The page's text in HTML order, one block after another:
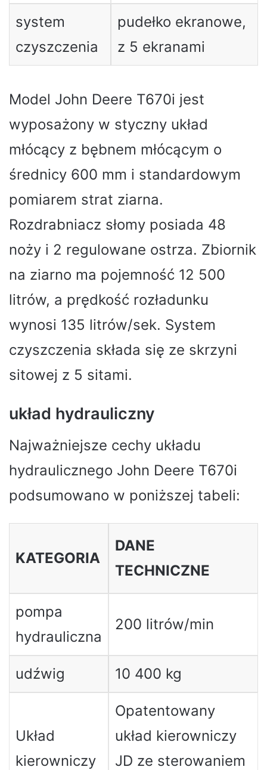
system
czyszczenia
pudełko ekranowe,
z 5 ekranami
Model John Deere T670i jest
wyposażony w styczny układ
młócący z bębnem młócącym o
średnicy 600 mm i standardowym
pomiarem strat ziarna.
Rozdrabniacz słomy posiada 48
noży i 2 regulowane ostrza. Zbiornik
na ziarno ma pojemność 12 500
litrów, a prędkość rozładunku
wynosi 135 litrów/sek. System
czyszczenia składa się ze skrzyni
sitowej z 5 sitami.
układ hydrauliczny
Najważniejsze cechy układu
hydraulicznego John Deere T670i
podsumowano w poniższej tabeli:
KATEGORIA
DANE
TECHNICZNE
pompa
hydrauliczna
200 litrów/min
udźwig 10 400 kg
Układ
kierowniczy
Opatentowany
układ kierowniczy
JD ze sterowaniem